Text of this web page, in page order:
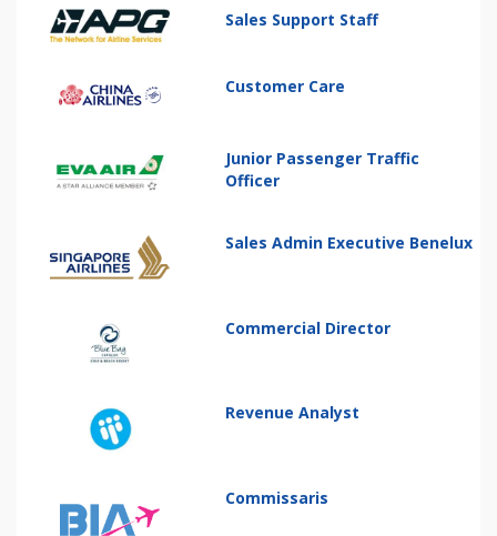
Sales Support Staff
Customer Care
Junior Passenger Traffic
Officer
Sales Admin Executive Benelux
Commercial Director
Revenue Analyst
Commissaris